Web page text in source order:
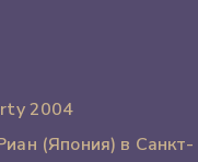
2004
(Япония) в Санкт-